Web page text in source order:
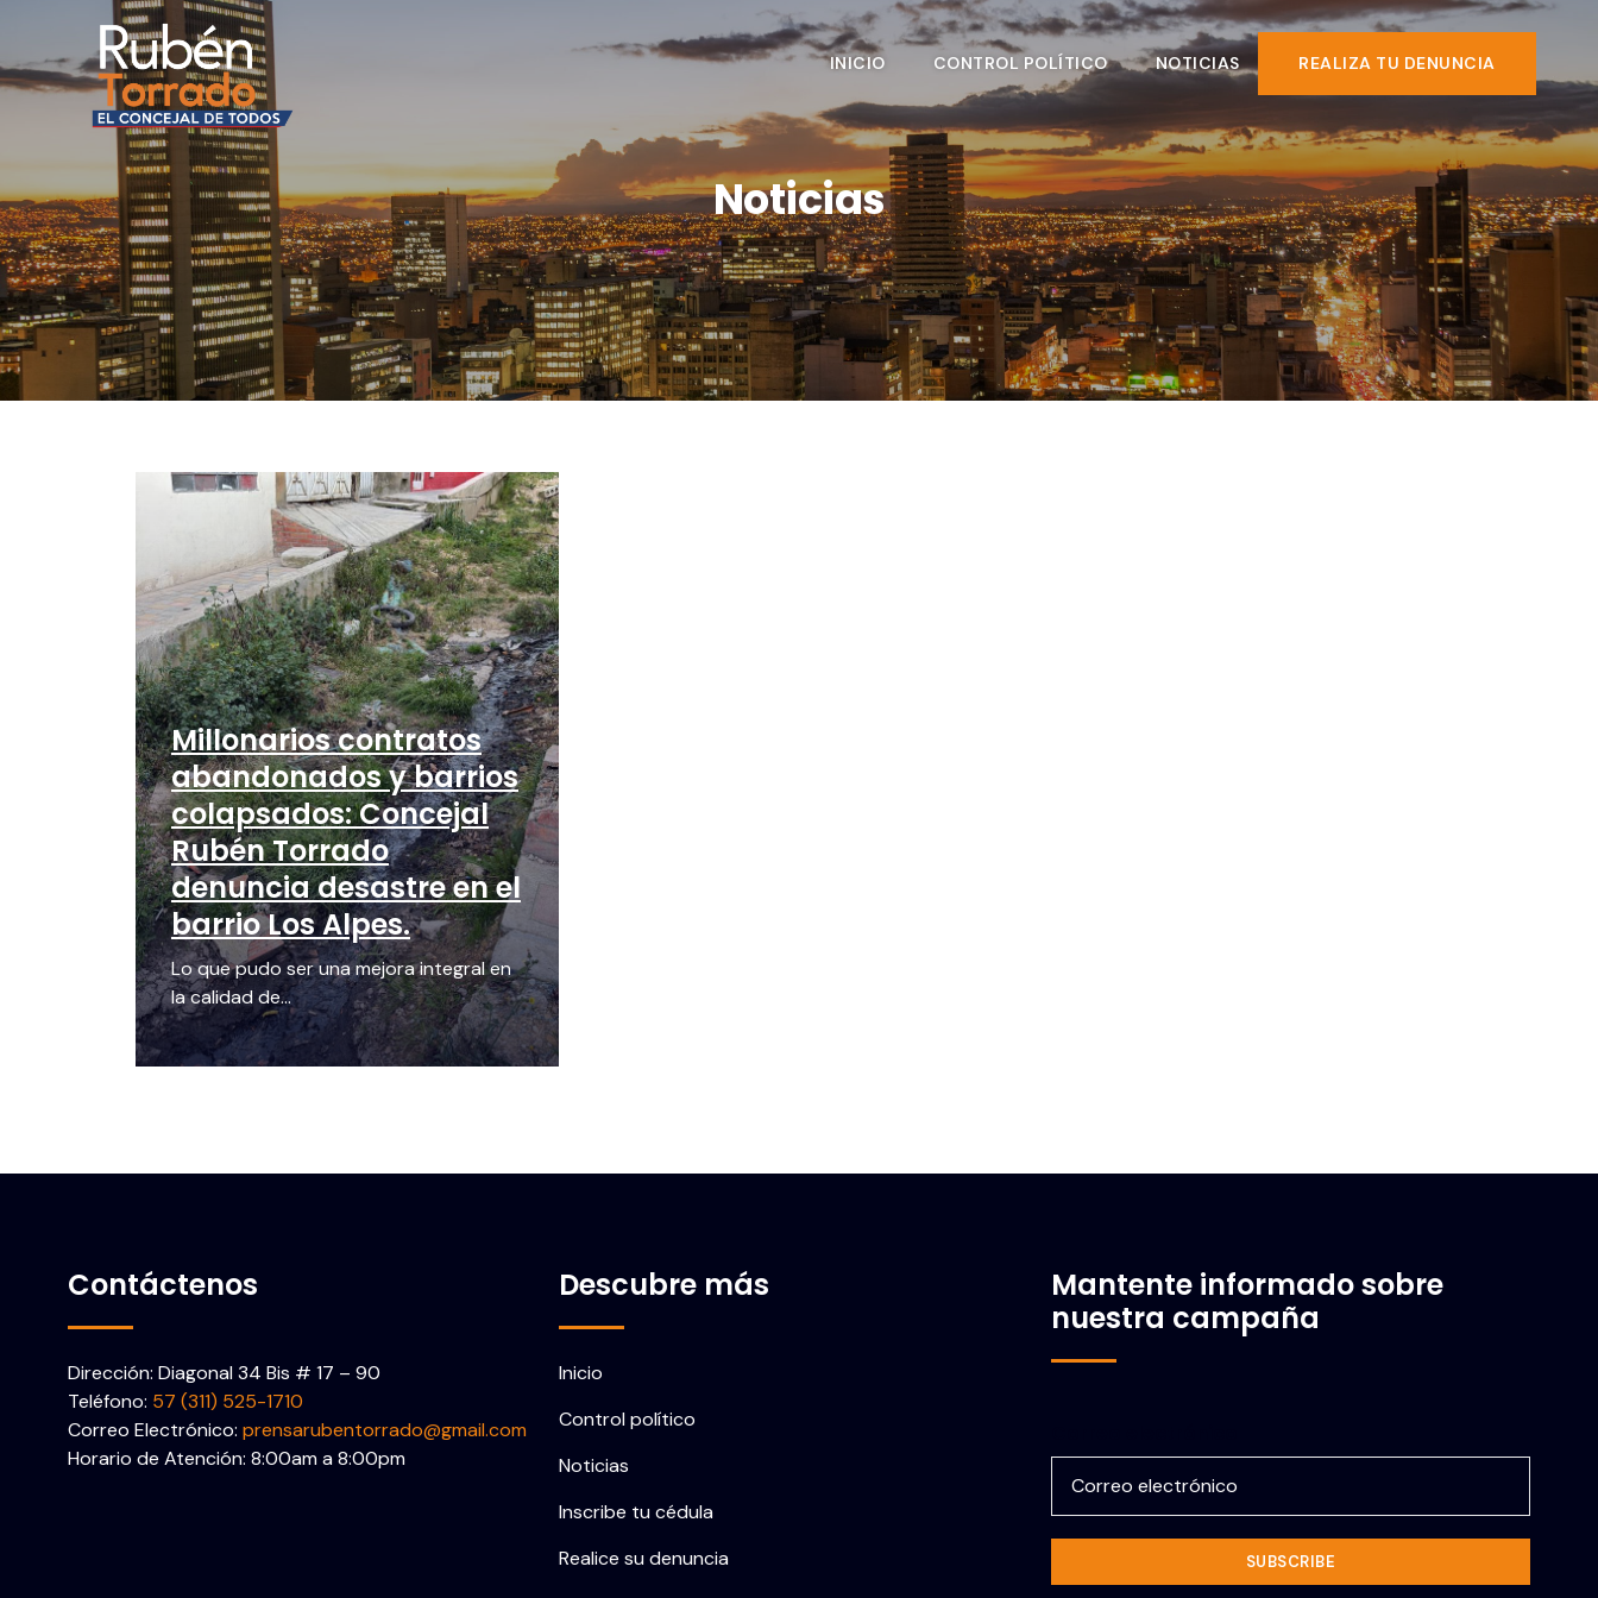
INICIO CONTROL POLÍTICO NOTICIAS REALIZA TU DENUNCIA
Noticias
Millonarios contratos
abandonados y barrios
colapsados: Concejal
Rubén Torrado
denuncia desastre en el
barrio Los Alpes.
Lo que pudo ser una mejora integral en
la calidad de...
Contáctenos
Dirección: Diagonal 34 Bis # 17 – 90
Teléfono: 57 (311) 525-1710
Correo Electrónico: prensarubentorrado@gmail.com
Horario de Atención: 8:00am a 8:00pm
Descubre más
Inicio
Control político
Noticias
Inscribe tu cédula
Realice su denuncia
Mantente informado sobre
nuestra campaña